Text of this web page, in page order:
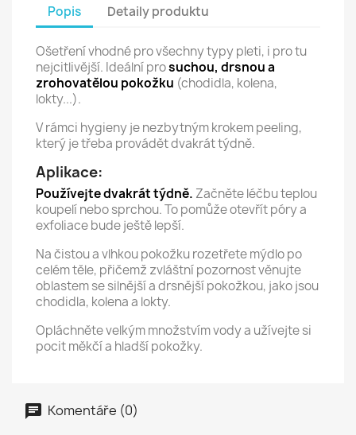
Popis Detaily produktu
Ošetření vhodné pro všechny typy pleti, i pro tu
nejcitlivější. Ideální prosuchou, drsnou a
zrohovatělou pokožku (chodidla, kolena,
lokty...).
V rámci hygieny je nezbytným krokem peeling,
který je třeba provádět dvakrát týdně.
Aplikace:
Používejte dvakrát týdně. Začněte léčbu teplou
koupelí nebo sprchou. To pomůže otevřít póry a
exfoliace bude ještě lepší.
Na čistou a vlhkou pokožku rozetřete mýdlo po
celém těle, přičemž zvláštní pozornost věnujte
oblastem se silnější a drsnější pokožkou, jako jsou
chodidla, kolena a lokty.
Opláchněte velkým množstvím vody a užívejte si
pocit měkčí a hladší pokožky.
Komentáře (0)